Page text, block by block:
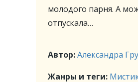
молодого парня. А
отпускала…
Автор:Александра
Жанры и теги: